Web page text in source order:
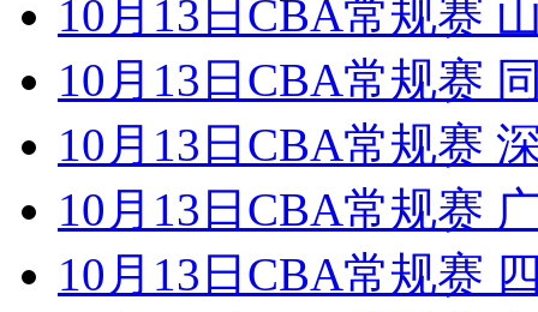
10月13日CBA常规赛
10月13日CBA常规赛
10月13日CBA常规赛
10月13日CBA常规赛
10月13日CBA常规赛